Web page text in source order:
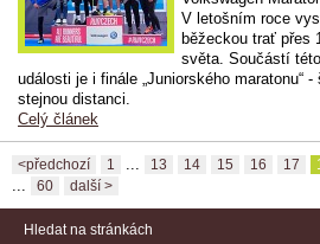
V letošním roce
běžeckou trať přes
světa. Součástí
události je i finále „Juniorského maratonu“
stejnou distanci.
Celý článek
<předchozí 1 ... 13 14 15 16 17
... 60 další >
Hledat na stránkách